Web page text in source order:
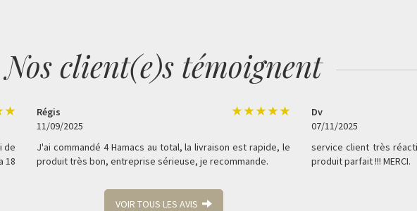
Nos client(e)s témoignent
de
18
Régis
11/09/2025
J'ai commandé 4 Hamacs au total, la livraison est rapide, le
produit très bon, entreprise sérieuse, je recommande.
Dv
07/11/2025
service client très
produit parfait !!! MERCI.
VOIR TOUS LES AVIS